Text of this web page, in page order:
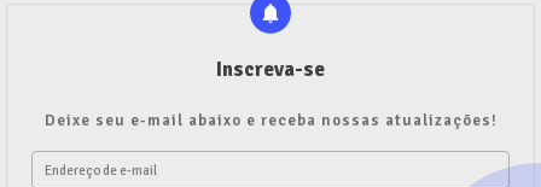
Inscreva-se
Deixe seu e-mail abaixo e receba nossas atualizações!